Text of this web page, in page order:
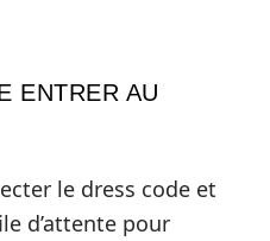
ENTRER AU
le dress code et
d’attente pour